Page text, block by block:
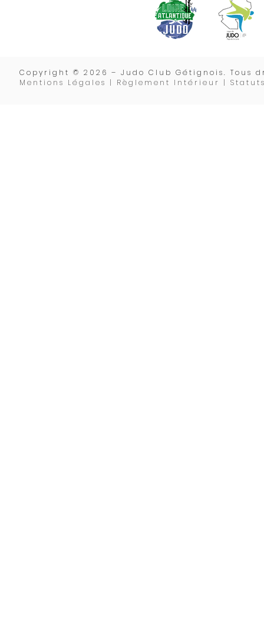
Copyrigh t © 2026 – Judo Club Gétignois. Tous
Mentions Légales | Règlement Intérieur |